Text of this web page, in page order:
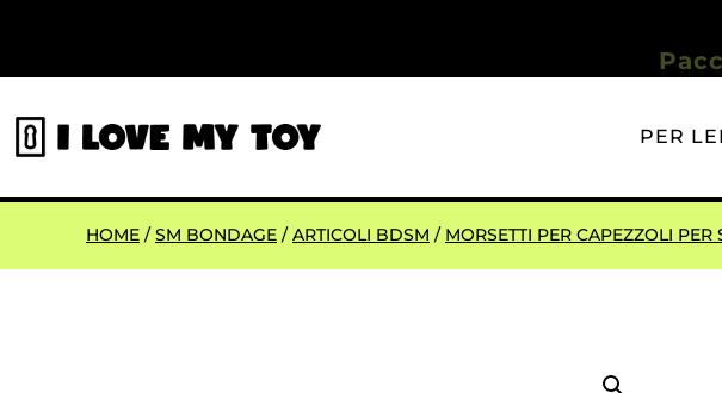
PER LEI
HOME /SM BONDAGE /ARTICOLI BDSM / MORSETTI PER CAPEZZOLI